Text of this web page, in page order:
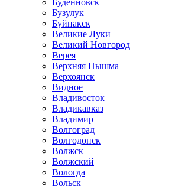
Будённовск
Бузулук
Буйнакск
Великие Луки
Великий Новгород
Верея
Верхняя Пышма
Верхоянск
Видное
Владивосток
Владикавказ
Владимир
Волгоград
Волгодонск
Волжск
Волжский
Вологда
Вольск